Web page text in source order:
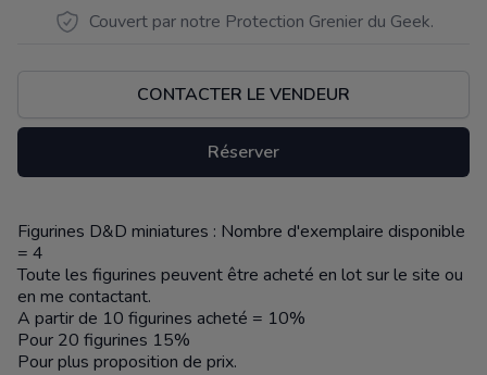
Couvert par notre Protection Grenier du Geek.
CONTACTER LE VENDEUR
Réserver
Description
Figurines D&D miniatures : Nombre d'exemplaire disponible
= 4
Toute les figurines peuvent être acheté en lot sur le site ou
en me contactant.
A partir de 10 figurines acheté = 10%
Pour 20 figurines 15%
Pour plus proposition de prix.